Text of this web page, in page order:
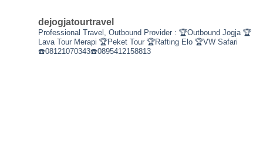
dejogjatourtravel
Professional Travel, Outbound Provider : 🏆Outbound Jogja 🏆
Lava Tour Merapi 🏆Peket Tour 🏆Rafting Elo 🏆VW Safari
☎️08121070343☎️0895412158813